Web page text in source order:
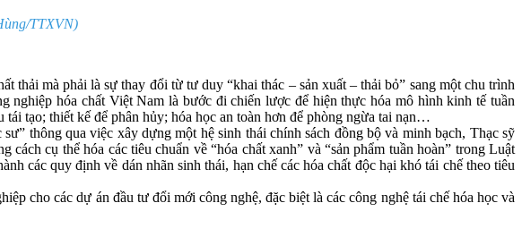
TTXVN)
mà phải là sự thay đổi từ tư duy “khai thác – sản xuất – thải bỏ” sang một chu trình
hóa chất Việt Nam là bước đi chiến lược để hiện thực hóa mô hình kinh tế tuần
tạo; thiết kế để phân hủy; hóa học an toàn hơn để phòng ngừa tai nạn…
thông qua việc xây dựng một hệ sinh thái chính sách đồng bộ và minh bạch, Thạc sỹ
cụ thể hóa các tiêu chuẩn về “hóa chất xanh” và “sản phẩm tuần hoàn” trong Luật
các quy định về dán nhãn sinh thái, hạn chế các hóa chất độc hại khó tái chế theo tiêu
cho các dự án đầu tư đổi mới công nghệ, đặc biệt là các công nghệ tái chế hóa học và